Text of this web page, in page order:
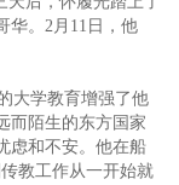
华。2月11日，他
大学教育增强了他
而陌生的东方国家
虑和不安。他在船
教工作从一开始就